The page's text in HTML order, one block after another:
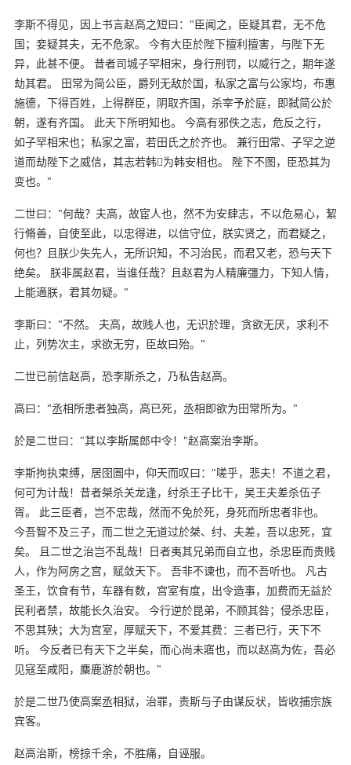
李斯不得见，因上书言赵高之短曰："臣闻之，臣疑其君，无不危
国；妾疑其夫，无不危家。 今有大臣於陛下擅利擅害，与陛下无
异，此甚不便。 昔者司城子罕相宋，身行刑罚，以威行之，期年遂
劫其君。 田常为简公臣，爵列无敌於国，私家之富与公家均，布惠
施德，下得百姓，上得群臣，阴取齐国，杀宰予於庭，即弑简公於
朝，遂有齐国。 此天下所明知也。 今高有邪佚之志，危反之行，
如子罕相宋也；私家之富，若田氏之於齐也。 兼行田常、子罕之逆
道而劫陛下之威信，其志若韩为韩安相也。 陛下不图，臣恐其为
变也。"
二世曰："何哉？夫高，故宦人也，然不为安肆志，不以危易心，絜
行脩善，自使至此，以忠得进，以信守位，朕实贤之，而君疑之，
何也？且朕少失先人，无所识知，不习治民，而君又老，恐与天下
绝矣。 朕非属赵君，当谁任哉？且赵君为人精廉彊力，下知人情，
上能適朕，君其勿疑。"
李斯曰："不然。 夫高，故贱人也，无识於理，贪欲无厌，求利不
止，列势次主，求欲无穷，臣故曰殆。"
二世已前信赵高，恐李斯杀之，乃私告赵高。
高曰："丞相所患者独高，高已死，丞相即欲为田常所为。"
於是二世曰："其以李斯属郎中令！"赵高案治李斯。
李斯拘执束缚，居囹圄中，仰天而叹曰："嗟乎，悲夫！不道之君，
何可为计哉！昔者桀杀关龙逢，纣杀王子比干，吴王夫差杀伍子
胥。 此三臣者，岂不忠哉，然而不免於死，身死而所忠者非也。
今吾智不及三子，而二世之无道过於桀、纣、夫差，吾以忠死，宜
矣。 且二世之治岂不乱哉！日者夷其兄弟而自立也，杀忠臣而贵贱
人，作为阿房之宫，赋敛天下。 吾非不谏也，而不吾听也。 凡古
圣王，饮食有节，车器有数，宫室有度，出令造事，加费而无益於
民利者禁，故能长久治安。 今行逆於昆弟，不顾其咎；侵杀忠臣，
不思其殃；大为宫室，厚赋天下，不爱其费：三者已行，天下不
听。 今反者已有天下之半矣，而心尚未寤也，而以赵高为佐，吾必
见寇至咸阳，麋鹿游於朝也。"
於是二世乃使高案丞相狱，治罪，责斯与子由谋反状，皆收捕宗族
宾客。
赵高治斯，榜掠千余，不胜痛，自诬服。